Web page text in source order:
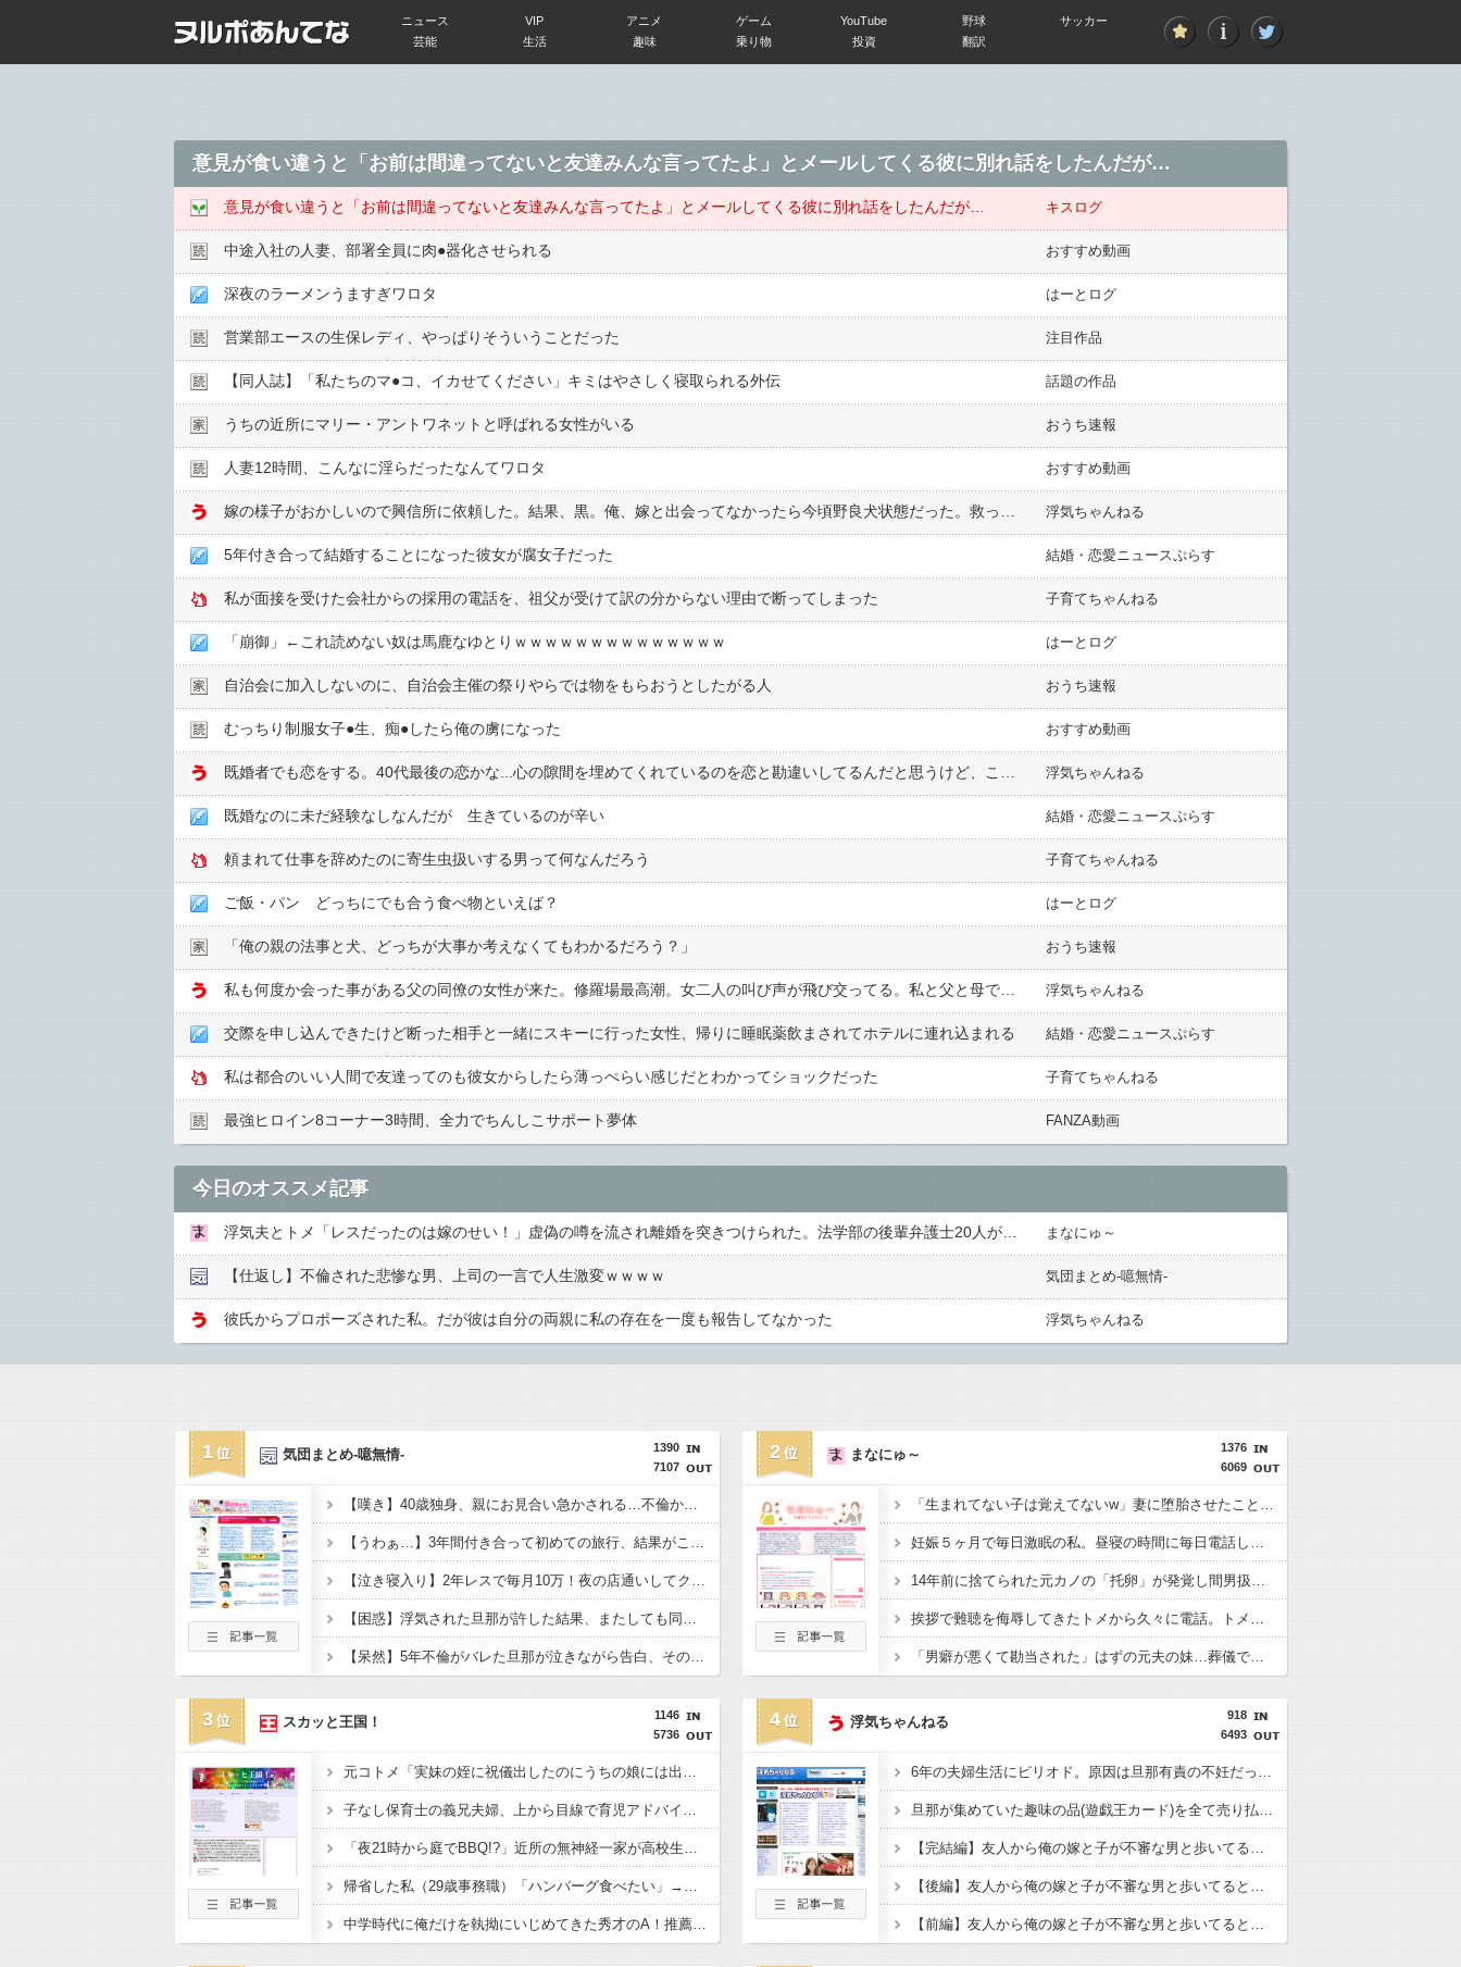
ニュース VIP アニメ ゲーム YouTube 野球
サッカー
芸能
生活 趣味 乗り物 投資 翻訳
意見が食い違うと「お前は間違ってないと友達みんな言ってたよ」とメールしてくる彼に別れ話をしたんだが…
意見が食い違うと「お前は間違ってないと友達みんな言ってたよ」とメールしてくる彼に別れ話をしたんだが… キスログ
中途入社の人妻、部署全員に肉●︎器化させられる おすすめ動画
深夜のラーメンうますぎワロタ はーとログ
営業部エースの生保レディ、やっぱりそういうことだった 注目作品
【同人誌】「私たちのマ●︎コ、イカせてください」キミはやさしく寝取られる外伝 話題の作品
うちの近所にマリー・アントワネットと呼ばれる女性がいる おうち速報
人妻12時間、こんなに淫らだったなんてワロタ おすすめ動画
浮気ちゃんねる
5年付き合って結婚することになった彼女が腐女子だった 結婚・恋愛ニュースぷらす
私が面接を受けた会社からの採用の電話を、祖父が受けて訳の分からない理由で断ってしまった 子育てちゃんねる
「崩御」←これ読めない奴は馬鹿なゆとりｗｗｗｗｗｗｗｗｗｗｗｗｗｗ はーとログ
自治会に加入しないのに、自治会主催の祭りやらでは物をもらおうとしたがる人 おうち速報
むっちり制服女子●︎生、痴●︎したら俺の虜になった おすすめ動画
浮気ちゃんねる
既婚なのに未だ経験なしなんだが 生きているのが辛い 結婚・恋愛ニュースぷらす
頼まれて仕事を辞めたのに寄生虫扱いする男って何なんだろう 子育てちゃんねる
ご飯・パン どっちにでも合う食べ物といえば？ はーとログ
「俺の親の法事と犬、どっちが大事か考えなくてもわかるだろう？」 おうち速報
浮気ちゃんねる
交際を申し込んできたけど断った相手と一緒にスキーに行った女性、帰りに睡眠薬飲まされてホテルに連れ込まれる 結婚・恋愛ニュースぷらす
私は都合のいい人間で友達ってのも彼女からしたら薄っぺらい感じだとわかってショックだった 子育てちゃんねる
最強ヒロイン8コーナー3時間、全力でちんしこサポート夢体 FANZA動画
今日のオススメ記事
まなにゅ～
【仕返し】不倫された悲惨な男、上司の一言で人生激変ｗｗｗｗ 気団まとめ-噫無情-
彼氏からプロポーズされた私。だが彼は自分の両親に私の存在を一度も報告してなかった 浮気ちゃんねる
1
1390
7107
気団まとめ-噫無情-
【嘆き】40歳独身、親にお見合い急かされる…不倫からの転機はあるか？ｗｗｗｗ
【うわぁ…】3年間付き合って初めての旅行、結果がこれｗｗｗｗ
【泣き寝入り】2年レスで毎月10万！夜の店通いしてクラミジアもらった結果ｗ
【困惑】浮気された旦那が許した結果、またしても同じ男と…その理由がヤバいｗｗｗｗ
【呆然】5年不倫がバレた旦那が泣きながら告白、その理由がこちらｗｗｗｗ
2
1376
6069
まなにゅ～
「生まれてない子は覚えてないw」妻に堕胎させたことを忘れ開き直るクソ叔父→その場にいた流産直後の嫁や子供など『10人』が泣き叫ぶ地獄絵図へ
妊娠５ヶ月で毎日激眠の私。昼寝の時間に毎日電話してくるトメについにブチギレ「ボケ入ってんのか！」怒鳴ってガチャ切りした結果ｗｗ←妊婦の睡眠を邪魔する奴は容赦しない
14年前に捨てられた元カノの「托卵」が発覚し間男扱いされた。妻の疑いの視線の中、昔捨てずに残していた『〇〇』を持ち出した結果←修理屋のオッサンの技術力とノリが神すぎる
挨拶で難聴を侮辱してきたトメから久々に電話。トメ「私は元気よ！」私「でもお義父さんから…」トメの『痔』に効く温泉を紹介してあげたら大発狂した←お義父さんノリノリで温泉行ってて草
「男癖が悪くて勘当された」はずの元夫の妹…葬儀での奇行と『悲惨な思い込み』から知的障害を疑った私→こっそり病院へ誘導し行政保護させた話
3
1146
5736
スカッと王国！
元コトメ「実妹の姪に祝儀出したのにうちの娘には出さないの!?差別だ100万出せ！」→断ったら我が家に侵入して1000万相当の宝飾品を泥＆夫の形見を破壊！
子なし保育士の義兄夫婦、上から目線で育児アドバイスされる日々に限界！「この時期は知育おもちゃが〜」と理想論を語り、義父母も「頼れ頼れ」とウザすぎる・・・
「夜21時から庭でBBQ!?」近所の無神経一家が高校生を集めて大騒ぎ！役所の環境課に勤める父親も放置・・ギャーギャー騒いでるのに何で注意しないの？
帰省した私（29歳事務職）「ハンバーグ食べたい」→オカン「ハンバーグに唐揚げサラダと手作りコーンスープ添えたで！」なぜ実家の母親は子供が30歳になっても「高校生運動部レベルのガッツリ飯」を作ってしまうのか？
中学時代に俺だけを執拗にいじめてきた秀才のA！推薦入試の朝、奴の習性を利用して道端のガラス破片を踏ませて自転車をパンクさせたｗｗｗざまぁｗｗｗｗｗｗ
4
918
6493
浮気ちゃんねる
6年の夫婦生活にピリオド。原因は旦那有責の不妊だった。不妊が発覚した地点で離婚すればよかった...
旦那が集めていた趣味の品(遊戯王カード)を全て売り払った結果こうなった
【完結編】友人から俺の嫁と子が不審な男と歩いてると聞いた俺。単身赴任先から興信所に相談した結果
【後編】友人から俺の嫁と子が不審な男と歩いてると聞いた俺。単身赴任先から興信所に相談した結果
【前編】友人から俺の嫁と子が不審な男と歩いてると聞いた俺。単身赴任先から興信所に相談した結果